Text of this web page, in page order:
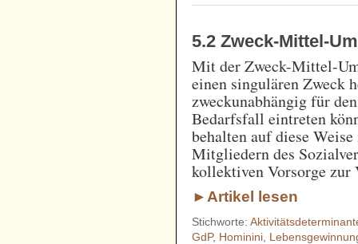
5.2 Zweck-Mittel-
Mit der Zweck-Mittel-
einen singulären Zweck
zweckunabhängig für
Bedarfsfall eintreten
behalten auf diese
Mitgliedern des
kollektiven Vorsorge zur
►Artikel lesen
Stichworte:
GdP, Hominini